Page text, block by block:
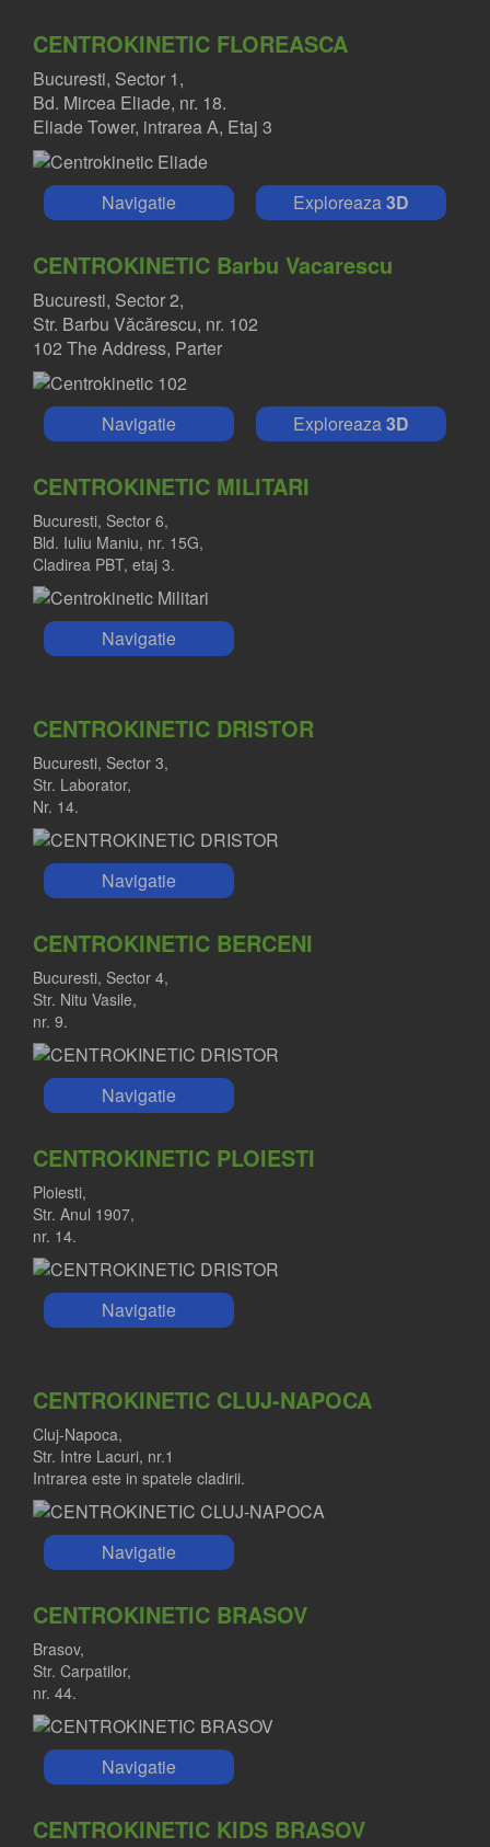
CENTROKINETIC FLOREASCA
Bucuresti, Sector 1,
Bd. Mircea Eliade, nr. 18.
Eliade Tower, intrarea A, Etaj 3
Navigatie Exploreaza3D
CENTROKINETIC Barbu Vacarescu
Bucuresti, Sector 2,
Str. Barbu Văcărescu, nr. 102
102 The Address, Parter
Navigatie Exploreaza3D
CENTROKINETIC MILITARI
Bucuresti, Sector 6,
Bld. Iuliu Maniu, nr. 15G,
Cladirea PBT, etaj 3.
Navigatie
CENTROKINETIC DRISTOR
Bucuresti, Sector 3,
Str. Laborator,
Nr. 14.
Navigatie
CENTROKINETIC BERCENI
Bucuresti, Sector 4,
Str. Nitu Vasile,
nr. 9.
Navigatie
CENTROKINETIC PLOIESTI
Ploiesti,
Str. Anul 1907,
nr. 14.
Navigatie
CENTROKINETIC CLUJ-NAPOCA
Cluj-Napoca,
Str. Intre Lacuri, nr.1
Intrarea este in spatele cladirii.
Navigatie
CENTROKINETIC BRASOV
Brasov,
Str. Carpatilor,
nr. 44.
Navigatie
CENTROKINETIC KIDS BRASOV